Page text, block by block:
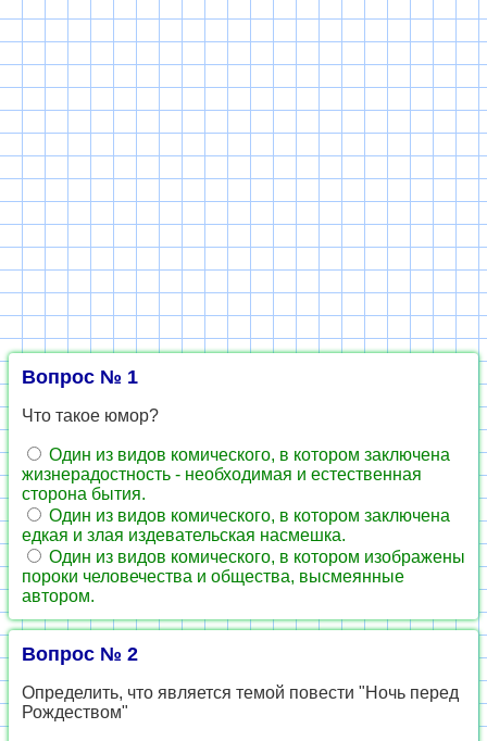
Вопрос № 1
Что такое юмор?
Один из видов комического, в котором заключена
жизнерадостность - необходимая и естественная
сторона бытия.
Один из видов комического, в котором заключена
едкая и злая издевательская насмешка.
Один из видов комического, в котором изображены
пороки человечества и общества, высмеянные
автором.
Вопрос № 2
Определить, что является темой повести "Ночь перед
Рождеством"